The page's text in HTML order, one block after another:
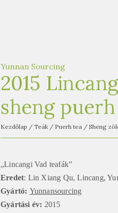
Yunnan Sourcing
2015
sheng
Kezdőlap / Teák / Puerh tea / Sheng
„Lincangi Vad teafák”
Eredet: Lin Xiang Qu, Lincang,
Gyártó: Yunnansourcing
Gyártási év: 2015